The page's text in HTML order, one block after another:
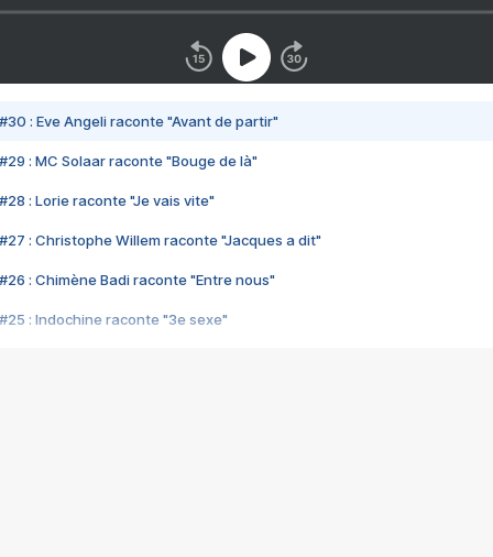
#30 : Eve Angeli raconte "Avant de partir"
#29 : MC Solaar raconte "Bouge de là"
#28 : Lorie raconte "Je vais vite"
#27 : Christophe Willem raconte "Jacques a dit"
#26 : Chimène Badi raconte "Entre nous"
#25 : Indochine raconte "3e sexe"